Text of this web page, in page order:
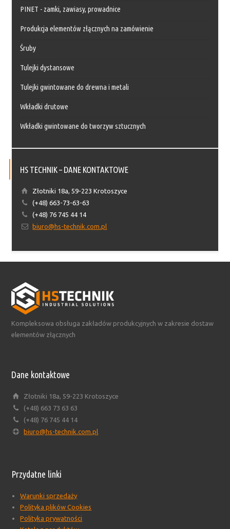
PINET - zamki, zawiasy, prowadnice
Produkcja elementów złącznych na zamówienie
Śruby
Tulejki dystansowe
Tulejki gwintowane do drewna i metali
Wkładki drutowe
Wkładki gwintowane do tworzyw sztucznych
HS TECHNIK – DANE KONTAKTOWE
Złotniki 18a, 59-223 Krotoszyce
(+48) 663-73-63-63
(+48) 76 745 44 14
biuro@hs-technik.com.pl
Kompleksowa obsługa zakładów produkcyjnych w zakresie dostaw
elementów złącznych
Dane kontaktowe
Złotniki 18a, 59-223 Krotoszyce
(+48) 663 73 63 63
(+48) 76 745 44 14
biuro@hs-technik.com.pl
Przydatne linki
Warunki sprzedaży
Polityka plików Cookies
Polityka prywatności